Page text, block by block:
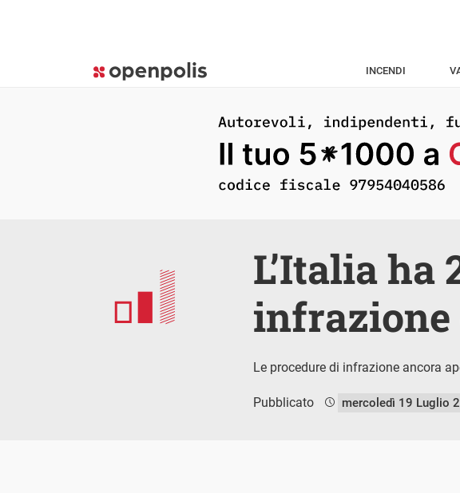
INCENDI
L’Italia ha
infrazione
Le procedure di infrazione ancora
Pubblicato mercoledì 19 Luglio